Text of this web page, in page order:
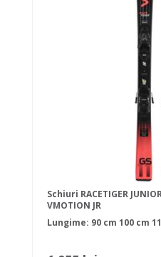
Schiuri RACETIGER
VMOTION JR
Lungime: 90 cm 100 cm